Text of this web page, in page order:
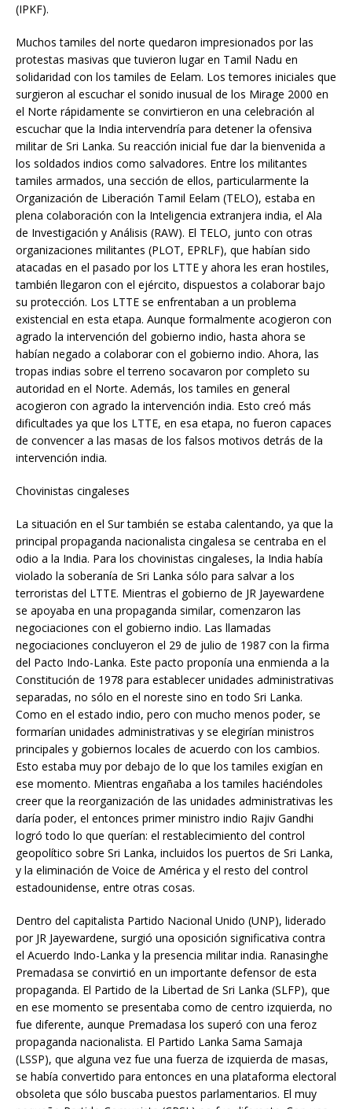
(IPKF).
Muchos tamiles del norte quedaron impresionados por las
protestas masivas que tuvieron lugar en Tamil Nadu en
solidaridad con los tamiles de Eelam. Los temores iniciales que
surgieron al escuchar el sonido inusual de los Mirage 2000 en
el Norte rápidamente se convirtieron en una celebración al
escuchar que la India intervendría para detener la ofensiva
militar de Sri Lanka. Su reacción inicial fue dar la bienvenida a
los soldados indios como salvadores. Entre los militantes
tamiles armados, una sección de ellos, particularmente la
Organización de Liberación Tamil Eelam (TELO), estaba en
plena colaboración con la Inteligencia extranjera india, el Ala
de Investigación y Análisis (RAW). El TELO, junto con otras
organizaciones militantes (PLOT, EPRLF), que habían sido
atacadas en el pasado por los LTTE y ahora les eran hostiles,
también llegaron con el ejército, dispuestos a colaborar bajo
su protección. Los LTTE se enfrentaban a un problema
existencial en esta etapa. Aunque formalmente acogieron con
agrado la intervención del gobierno indio, hasta ahora se
habían negado a colaborar con el gobierno indio. Ahora, las
tropas indias sobre el terreno socavaron por completo su
autoridad en el Norte. Además, los tamiles en general
acogieron con agrado la intervención india. Esto creó más
dificultades ya que los LTTE, en esa etapa, no fueron capaces
de convencer a las masas de los falsos motivos detrás de la
intervención india.
Chovinistas cingaleses
La situación en el Sur también se estaba calentando, ya que la
principal propaganda nacionalista cingalesa se centraba en el
odio a la India. Para los chovinistas cingaleses, la India había
violado la soberanía de Sri Lanka sólo para salvar a los
terroristas del LTTE. Mientras el gobierno de JR Jayewardene
se apoyaba en una propaganda similar, comenzaron las
negociaciones con el gobierno indio. Las llamadas
negociaciones concluyeron el 29 de julio de 1987 con la firma
del Pacto Indo-Lanka. Este pacto proponía una enmienda a la
Constitución de 1978 para establecer unidades administrativas
separadas, no sólo en el noreste sino en todo Sri Lanka.
Como en el estado indio, pero con mucho menos poder, se
formarían unidades administrativas y se elegirían ministros
principales y gobiernos locales de acuerdo con los cambios.
Esto estaba muy por debajo de lo que los tamiles exigían en
ese momento. Mientras engañaba a los tamiles haciéndoles
creer que la reorganización de las unidades administrativas les
daría poder, el entonces primer ministro indio Rajiv Gandhi
logró todo lo que querían: el restablecimiento del control
geopolítico sobre Sri Lanka, incluidos los puertos de Sri Lanka,
y la eliminación de Voice de América y el resto del control
estadounidense, entre otras cosas.
Dentro del capitalista Partido Nacional Unido (UNP), liderado
por JR Jayewardene, surgió una oposición significativa contra
el Acuerdo Indo-Lanka y la presencia militar india. Ranasinghe
Premadasa se convirtió en un importante defensor de esta
propaganda. El Partido de la Libertad de Sri Lanka (SLFP), que
en ese momento se presentaba como de centro izquierda, no
fue diferente, aunque Premadasa los superó con una feroz
propaganda nacionalista. El Partido Lanka Sama Samaja
(LSSP), que alguna vez fue una fuerza de izquierda de masas,
se había convertido para entonces en una plataforma electoral
obsoleta que sólo buscaba puestos parlamentarios. El muy